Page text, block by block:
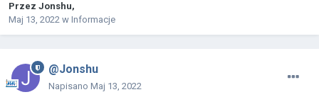
Przez Jonshu,
Maj 13, 2022 w Informacje
@Jonshu
Napisano Maj 13, 2022